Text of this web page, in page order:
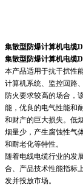
集散型防爆计算机电缆
集散型防爆计算机电缆
本产品适用于抗干扰性
计算机系统、监控回路
防火要求较高的场合，
能，优良的电气性能和
和财产的巨大损失。低
烟量少，产生腐蚀性气
和耐老化等特性。
随着电线电缆行业的发
合、产品技术性能指标
发并投放市场。